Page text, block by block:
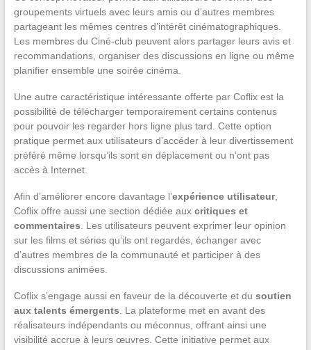
groupements virtuels avec leurs amis ou d’autres membres
partageant les mêmes centres d’intérêt cinématographiques.
Les membres du Ciné-club peuvent alors partager leurs avis et
recommandations, organiser des discussions en ligne ou même
planifier ensemble une soirée cinéma.
Une autre caractéristique intéressante offerte par Coflix est la
possibilité de télécharger temporairement certains contenus
pour pouvoir les regarder hors ligne plus tard. Cette option
pratique permet aux utilisateurs d’accéder à leur divertissement
préféré même lorsqu’ils sont en déplacement ou n’ont pas
accès à Internet.
Afin d’améliorer encore davantage l’expérience utilisateur,
Coflix offre aussi une section dédiée aux critiques et
commentaires. Les utilisateurs peuvent exprimer leur opinion
sur les films et séries qu’ils ont regardés, échanger avec
d’autres membres de la communauté et participer à des
discussions animées.
Coflix s’engage aussi en faveur de la découverte et du soutien
aux talents émergents. La plateforme met en avant des
réalisateurs indépendants ou méconnus, offrant ainsi une
visibilité accrue à leurs œuvres. Cette initiative permet aux